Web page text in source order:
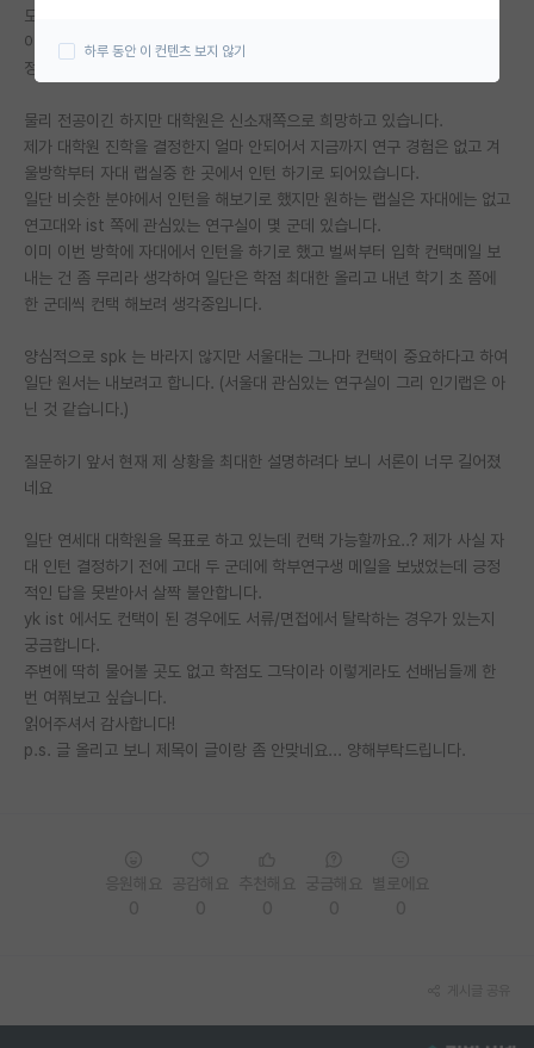
연구실(PI) 홍보 게시판
석박사 채용 정보 게시판
임용 정보 게시판
학부 인턴 게시판
취업 게시판
PI 전용 게시판
인문사회 계열 게시판
특수/전문대학원 게시판
장학금/장학생 게시판
학술 정보 게시판
홍보 게시판
커리어
유학교육
도 나올 것 같습니다.
아직 4-1이 남아있긴 하지만 전체 평점 최대한 올려봤자 3.8 후반 ~3.90
정도 될 듯 하네요 ㅠㅠ
물리 전공이긴 하지만 대학원은 신소재쪽으로 희망하고 있습니다.
제가 대학원 진학을 결정한지 얼마 안되어서 지금까지 연구 경험은 없고 겨
울방학부터 자대 랩실중 한 곳에서 인턴 하기로 되어있습니다.
일단 비슷한 분야에서 인턴을 해보기로 했지만 원하는 랩실은 자대에는 없고
연고대와 ist 쪽에 관심있는 연구실이 몇 군데 있습니다.
이미 이번 방학에 자대에서 인턴을 하기로 했고 벌써부터 입학 컨택메일 보
내는 건 좀 무리라 생각하여 일단은 학점 최대한 올리고 내년 학기 초 쯤에
한 군데씩 컨택 해보려 생각중입니다.
양심적으로 spk 는 바라지 않지만 서울대는 그나마 컨택이 중요하다고 하여
일단 원서는 내보려고 합니다. (서울대 관심있는 연구실이 그리 인기랩은 아
닌 것 같습니다.)
질문하기 앞서 현재 제 상황을 최대한 설명하려다 보니 서론이 너무 길어졌
네요
일단 연세대 대학원을 목표로 하고 있는데 컨택 가능할까요..? 제가 사실 자
대 인턴 결정하기 전에 고대 두 군데에 학부연구생 메일을 보냈었는데 긍정
적인 답을 못받아서 살짝 불안합니다.
yk ist 에서도 컨택이 된 경우에도 서류/면접에서 탈락하는 경우가 있는지
궁금합니다.
주변에 딱히 물어볼 곳도 없고 학점도 그닥이라 이렇게라도 선배님들께 한
번 여쭤보고 싶습니다.
읽어주셔서 감사합니다!
p.s. 글 올리고 보니 제목이 글이랑 좀 안맞네요... 양해부탁드립니다.
하루 동안 이 컨텐츠 보지 않기